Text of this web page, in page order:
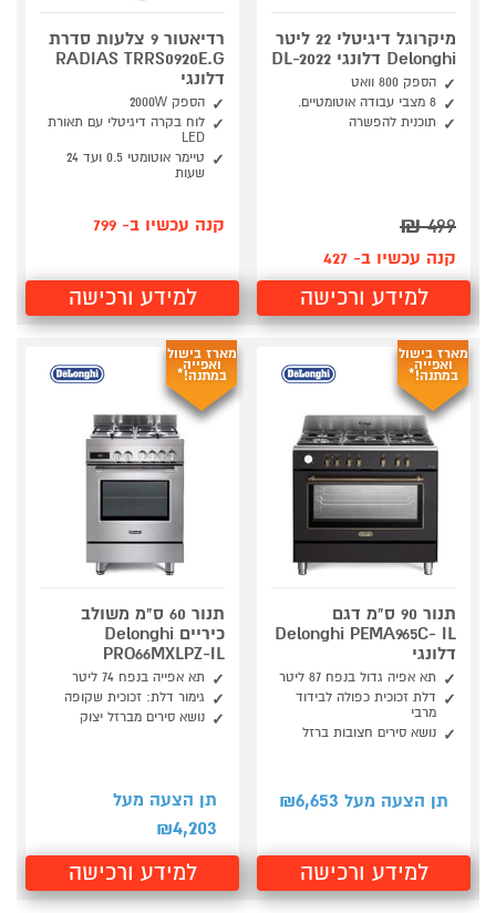
מיקרוגל דיגיטלי 22 ליטר
Delonghi דלונגי DL-2022
הספק 800 וואט
8 מצבי עבודה אוטומטיים.
תוכנית להפשרה
499
₪
קנה עכשיו ב- 427
למידע ורכישה
רדיאטור 9 צלעות סדרת
RADIAS TRRS0920E.G
דלונגי
הספק 2000W
לוח בקרה דיגיטלי עם תאורת
LED
טיימר אוטומטי 0.5 ועד 24
שעות
קנה עכשיו ב- 799
למידע ורכישה
מארז בישול
ואפייה
במתנה!*
תנור 90 ס"מ דגם
Delonghi PEMA965C- IL
דלונגי
תא אפיה גדול בנפח 87 ליטר
דלת זכוכית כפולה לבידוד
מרבי
נושא סירים חצובות ברזל
תן הצעה מעל ₪ 6,653
למידע ורכישה
מארז בישול
ואפייה
במתנה!*
תנור 60 ס"מ משולב
כיריים Delonghi
PRO66MXLPZ-IL
תא אפייה בנפח 74 ליטר
גימור דלת: זכוכית שקופה
נושא סירים מברזל יצוק
תן הצעה מעל
₪4,203
למידע ורכישה